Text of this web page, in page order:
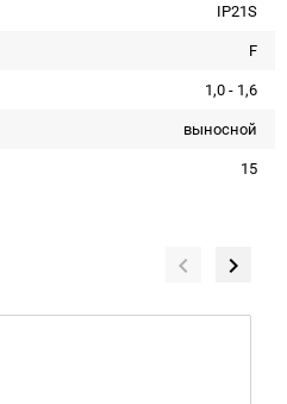
IP21S
F
1,0 - 1,6
выносной
15